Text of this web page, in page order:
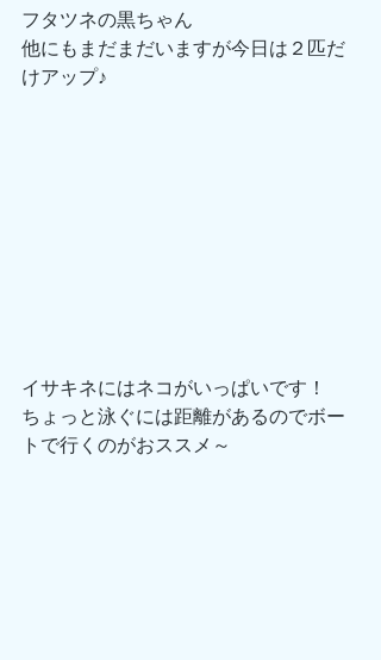
フタツネの黒ちゃん
他にもまだまだいますが今日は２匹だ
けアップ♪
イサキネにはネコがいっぱいです！
ちょっと泳ぐには距離があるのでボー
トで行くのがおススメ～